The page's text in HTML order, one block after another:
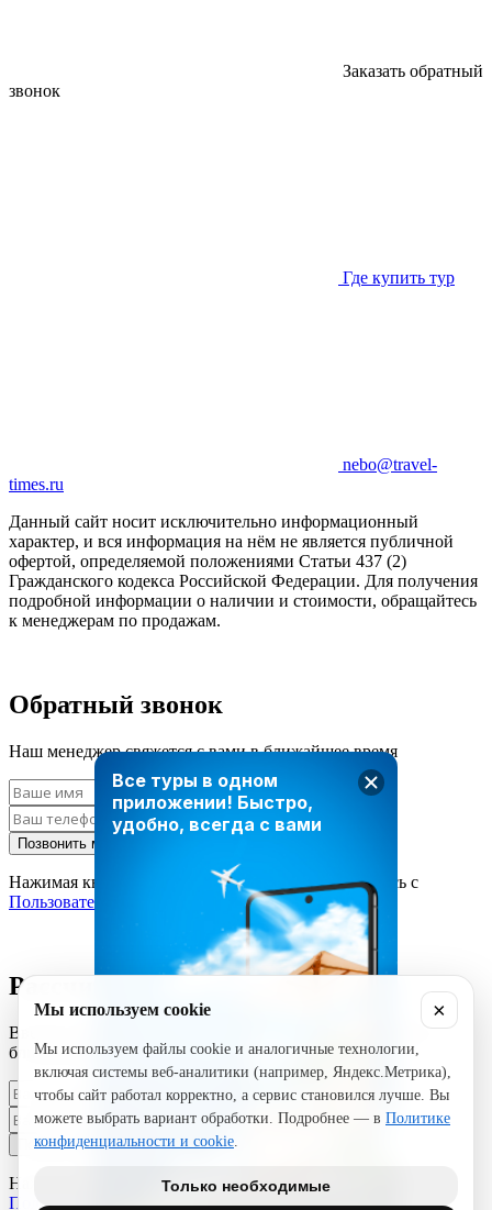
Все туры в одном
приложении! Быстро,
удобно, всегда с вами
Заказать обратный
звонок
Где купить тур
nebo@travel-
times.ru
Данный сайт носит исключительно информационный
характер, и вся информация на нём не является публичной
офертой, определяемой положениями Статьи 437 (2)
Гражданского кодекса Российской Федерации. Для получения
подробной информации о наличии и стоимости, обращайтесь
к менеджерам по продажам.
Обратный звонок
Наш менеджер свяжется с вами в ближайшее время
Позвонить мне
Нажимая кнопку «Позвонить мне», вы соглашаетесь с
Пользовательским соглашением
Рассчитать стоимость тура
Введите ваши данные и наш менеджер свяжется с вами в
ближайшее время
Позвонить мне
Нажимая кнопку «Позвонить мне», вы соглашаетесь с
Пользовательским соглашением
Мы используем cookie ×
Мы используем файлы cookie и аналогичные технологии,
включая системы веб-аналитики (например, Яндекс.Метрика),
чтобы сайт работал корректно, а сервис становился лучше. Вы
можете выбрать вариант обработки. Подробнее — в Политике
конфиденциальности и cookie.
Только необходимые